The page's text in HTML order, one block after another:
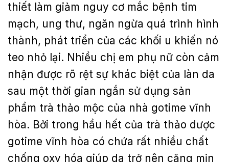
thiết làm giảm nguy cơ mắc bệnh tim
mạch, ung thư, ngăn ngừa quá trình hình
thành, phát triển của các khối u khiến nó
teo nhỏ lại. Nhiều chị em phụ nữ còn cảm
nhận được rõ rệt sự khác biệt của làn da
sau một thời gian ngắn sử dụng sản
phẩm trà thảo mộc của nhà gotime vĩnh
hòa. Bởi trong hầu hết của trà thảo dược
gotime vĩnh hòa có chứa rất nhiều chất
chống oxy hóa giúp da trở nên căng mịn